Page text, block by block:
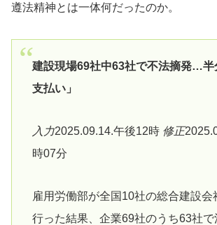
遵法精神とは一体何だったのか。
建設現場69社中63社で不法摘発…半
支払い」
入力2025.09.14.午後12時 修正
時07分
雇用労働部が全国10社の総合建設会
行った結果、企業69社のうち63社で